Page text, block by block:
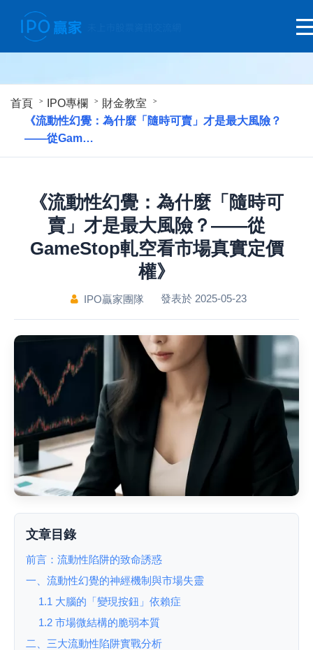
首頁 IPO專欄
財金教室
《流動性幻覺：為什麼「隨時可賣」才是最大風險？
——從Gam…
《流動性幻覺：為什麼「隨時可
賣」才是最大風險？——從
GameStop軋空看市場真實定價
權》
IPO贏家團隊 發表於 2025-05-23
文章目錄
前言：流動性陷阱的致命誘惑
一、流動性幻覺的神經機制與市場失靈
1.1 大腦的「變現按鈕」依賴症
1.2 市場微結構的脆弱本質
二、三大流動性陷阱實戰分析